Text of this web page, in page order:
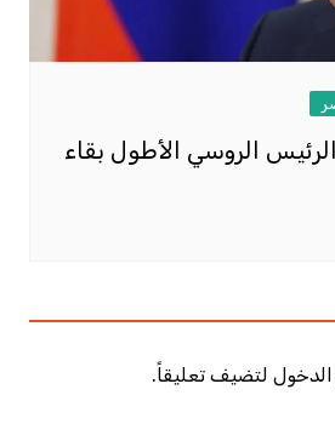
الروسي الأطول بقاء
لتضيف تعليقاً.